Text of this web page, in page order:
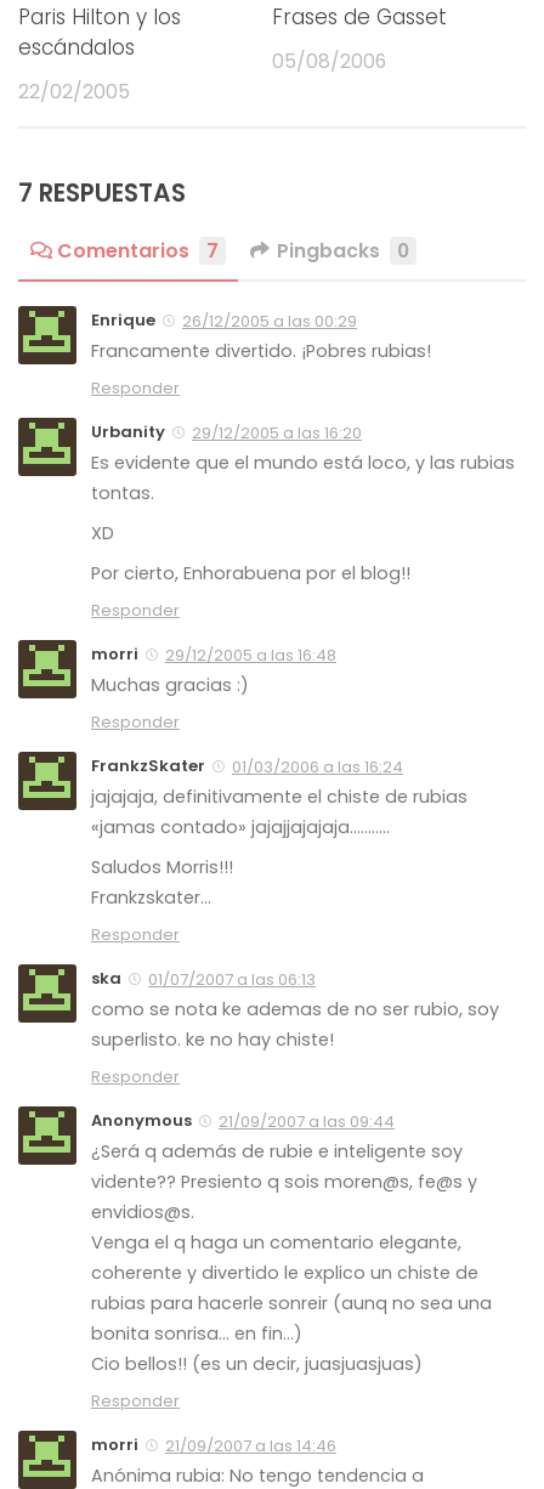
Paris Hilton y los
escándalos
22/02/2005
Frases de Gasset
05/08/2006
7 RESPUESTAS
Comentarios 7 Pingbacks 0
Enrique 26/12/2005 a las 00:29
Francamente divertido. ¡Pobres rubias!
Responder
Urbanity
29/12/2005 a las 16:20
Es evidente que el mundo está loco, y las rubias
tontas.
XD
Por cierto, Enhorabuena por el blog!!
Responder
morri
29/12/2005 a las 16:48
Muchas gracias :)
Responder
FrankzSkater
01/03/2006 a las 16:24
jajajaja, definitivamente el chiste de rubias
«jamas contado» jajajjajajaja………..
Saludos Morris!!!
Frankzskater…
Responder
ska
01/07/2007 a las 06:13
como se nota ke ademas de no ser rubio, soy
superlisto. ke no hay chiste!
Responder
Anonymous
21/09/2007 a las 09:44
¿Será q además de rubie e inteligente soy
vidente?? Presiento q sois moren@s, fe@s y
envidios@s.
Venga el q haga un comentario elegante,
coherente y divertido le explico un chiste de
rubias para hacerle sonreir (aunq no sea una
bonita sonrisa… en fin…)
Cio bellos!! (es un decir, juasjuasjuas)
Responder
morri
21/09/2007 a las 14:46
Anónima rubia: No tengo tendencia a